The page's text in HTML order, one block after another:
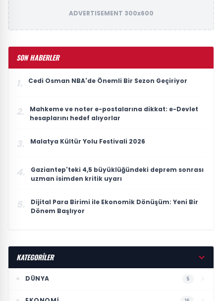
ADVERTISEMENT 300x600
SON HABERLER
1. Cedi Osman NBA'de Önemli Bir Sezon Geçiriyor
2.
Mahkeme ve noter e-postalarına dikkat: e-Devlet
hesaplarını hedef alıyorlar
3. Malatya Kültür Yolu Festivali 2026
4.
Gaziantep'teki 4,5 büyüklüğündeki deprem sonrası
uzman isimden kritik uyarı
5.
Dijital Para Birimi ile Ekonomik Dönüşüm: Yeni Bir
Dönem Başlıyor
KATEGORİLER
DÜNYA 5